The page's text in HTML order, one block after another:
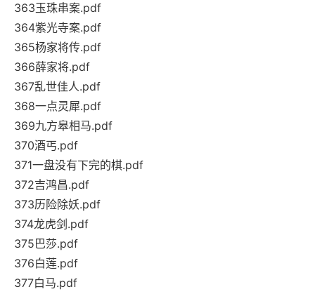
363玉珠串案.pdf
364紫光寺案.pdf
365杨家将传.pdf
366薛家将.pdf
367乱世佳人.pdf
368一点灵犀.pdf
369九方皋相马.pdf
370酒丐.pdf
371一盘没有下完的棋.pdf
372吉鸿昌.pdf
373历险除妖.pdf
374龙虎剑.pdf
375巴莎.pdf
376白莲.pdf
377白马.pdf